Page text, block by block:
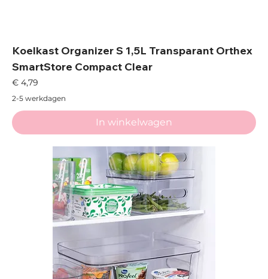
Koelkast Organizer S 1,5L Transparant Orthex
SmartStore Compact Clear
Prijs
€ 4,79
2-5 werkdagen
In winkelwagen